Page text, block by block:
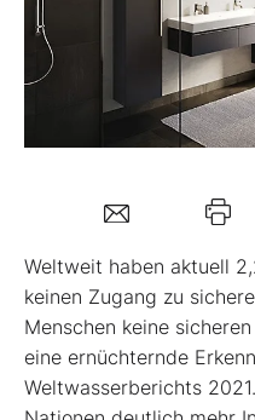
Mein Konto
Folgen Sie uns
Kontakt
Weltweit haben aktuell
keinen Zugang zu
Menschen keine
eine ernüchternde
Weltwasserberichts